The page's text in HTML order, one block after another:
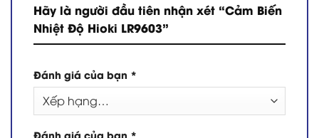
Hãy là người đầu tiên nhận xét “Cảm Biến
Nhiệt Độ Hioki LR9603”
Đánh giá của bạn *
Đánh giá của bạn *